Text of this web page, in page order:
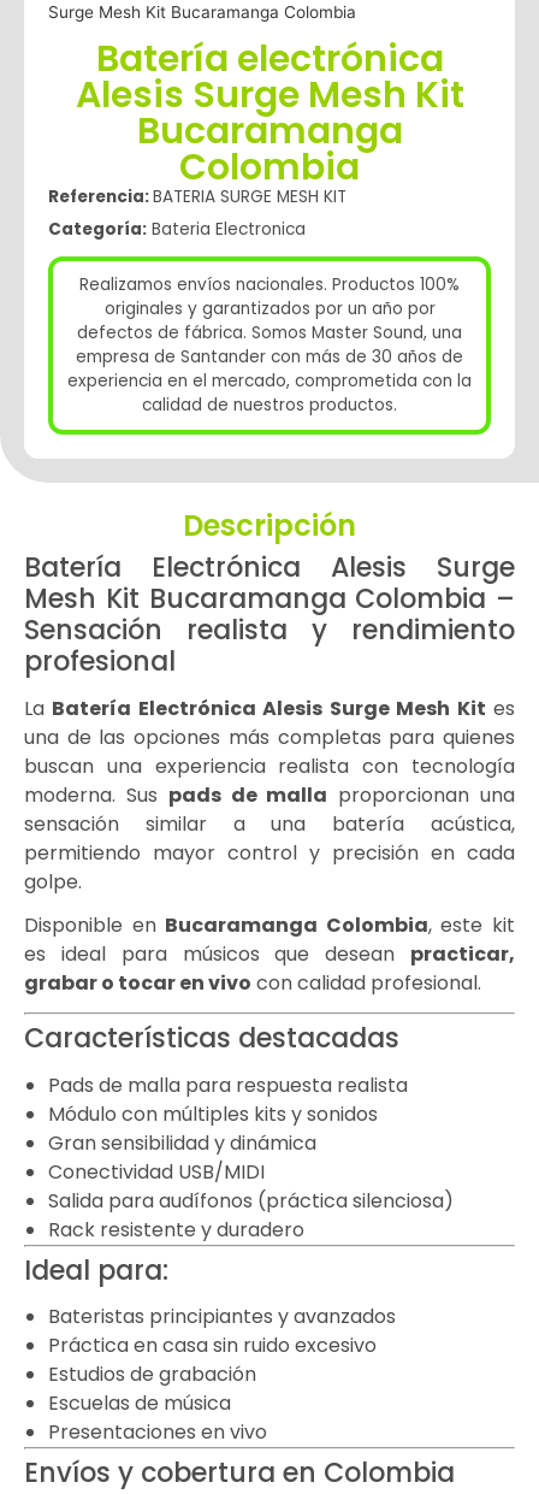
Surge Mesh Kit Bucaramanga Colombia
Batería electrónica
Alesis Surge Mesh Kit
Bucaramanga
Colombia
Referencia:BATERIA SURGE MESH KIT
Categoría: Bateria Electronica
Realizamos envíos nacionales. Productos 100%
originales y garantizados por un año por
defectos de fábrica. Somos Master Sound, una
empresa de Santander con más de 30 años de
experiencia en el mercado, comprometida con la
calidad de nuestros productos.
Descripción
Batería Electrónica Alesis Surge
Mesh Kit Bucaramanga Colombia –
Sensación realista y rendimiento
profesional
La Batería Electrónica Alesis Surge Mesh Kit es
una de las opciones más completas para quienes
buscan una experiencia realista con tecnología
moderna. Sus pads de malla proporcionan una
sensación similar a una batería acústica,
permitiendo mayor control y precisión en cada
golpe.
Disponible en Bucaramanga Colombia, este kit
es ideal para músicos que desean practicar,
grabar o tocar en vivo con calidad profesional.
Características destacadas
Pads de malla para respuesta realista
Módulo con múltiples kits y sonidos
Gran sensibilidad y dinámica
Conectividad USB/MIDI
Salida para audífonos (práctica silenciosa)
Rack resistente y duradero
Ideal para:
Bateristas principiantes y avanzados
Práctica en casa sin ruido excesivo
Estudios de grabación
Escuelas de música
Presentaciones en vivo
Envíos y cobertura en Colombia